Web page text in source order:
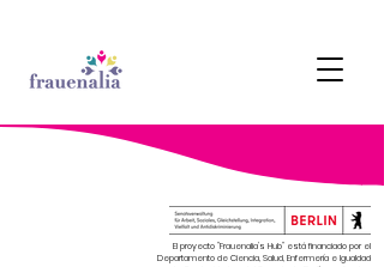
El proyecto "Frauenalia's Hub" está financiado por el
Departamento de Ciencia, Salud, Enfermería e Igualdad